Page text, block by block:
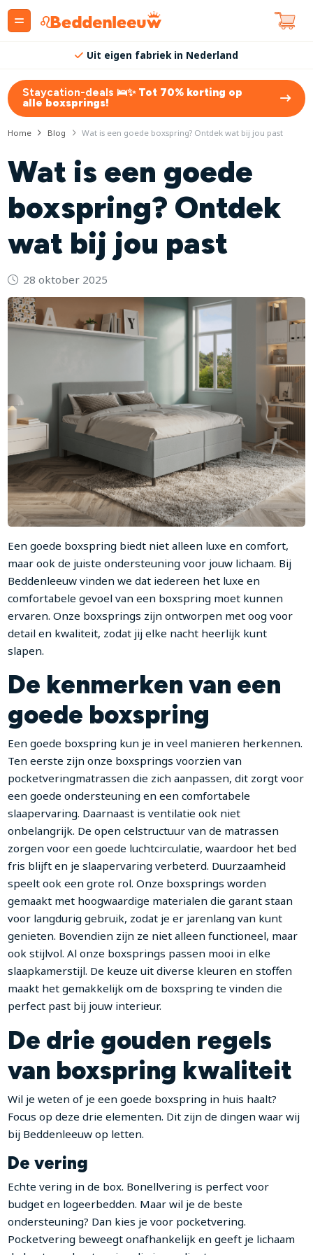
Volledig samen te stellen
Staycation-deals 🛌✨Tot 70% korting op
alle boxsprings!
Home Blog Wat is een goede boxspring? Ontdek wat bij jou past
Wat is een goede
boxspring? Ontdek
wat bij jou past
28 oktober 2025
Een goede boxspring biedt niet alleen luxe en comfort,
maar ook de juiste ondersteuning voor jouw lichaam. Bij
Beddenleeuw vinden we dat iedereen het luxe en
comfortabele gevoel van een boxspring moet kunnen
ervaren. Onze boxsprings zijn ontworpen met oog voor
detail en kwaliteit, zodat jij elke nacht heerlijk kunt
slapen.
De kenmerken van een
goede boxspring
Een goede boxspring kun je in veel manieren herkennen.
Ten eerste zijn onze boxsprings voorzien van
pocketveringmatrassen die zich aanpassen, dit zorgt voor
een goede ondersteuning en een comfortabele
slaapervaring. Daarnaast is ventilatie ook niet
onbelangrijk. De open celstructuur van de matrassen
zorgen voor een goede luchtcirculatie, waardoor het bed
fris blijft en je slaapervaring verbeterd. Duurzaamheid
speelt ook een grote rol. Onze boxsprings worden
gemaakt met hoogwaardige materialen die garant staan
voor langdurig gebruik, zodat je er jarenlang van kunt
genieten. Bovendien zijn ze niet alleen functioneel, maar
ook stijlvol. Al onze boxsprings passen mooi in elke
slaapkamerstijl. De keuze uit diverse kleuren en stoffen
maakt het gemakkelijk om de boxspring te vinden die
perfect past bij jouw interieur.
De drie gouden regels
van boxspring kwaliteit
Wil je weten of je een goede boxspring in huis haalt?
Focus op deze drie elementen. Dit zijn de dingen waar wij
bij Beddenleeuw op letten.
De vering
Echte vering in de box. Bonellvering is perfect voor
budget en logeerbedden. Maar wil je de beste
ondersteuning? Dan kies je voor pocketvering.
Pocketvering beweegt onafhankelijk en geeft je lichaam